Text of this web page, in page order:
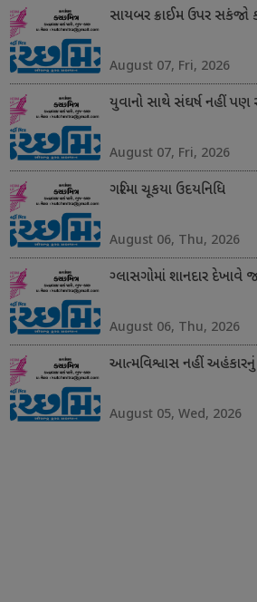
સાયબર ક્રાઈમ ઉપર સકંજો
August 07, Fri, 2026
યુવાનો સાથે સંઘર્ષ નહીં પણ
August 07, Fri, 2026
ગરિમા ચૂકયા ઉદયનિધિ
August 06, Thu, 2026
ગ્લાસગોમાં શાનદાર દેખાવે
August 06, Thu, 2026
આત્મવિશ્વાસ નહીં અહંકારનું
August 05, Wed, 2026